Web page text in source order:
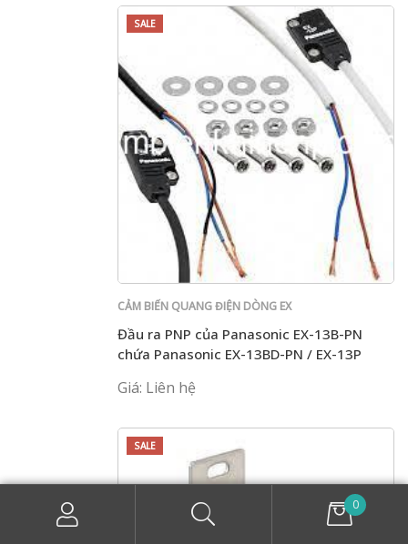
SALE
CẢM BIẾN QUANG ĐIỆN DÒNG EX
Đầu ra PNP của Panasonic EX-13B-PN
chứa Panasonic EX-13BD-PN / EX-13P
Giá: Liên hệ
SALE
0